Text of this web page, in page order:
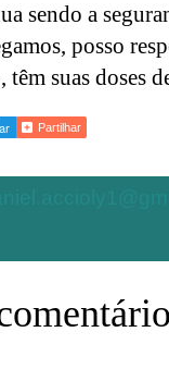
sendo a
posso
suas doses
Partilhar